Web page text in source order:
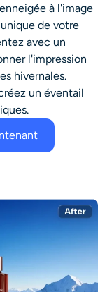
à l'image
de votre
avec un
l'impression
hivernales.
un éventail